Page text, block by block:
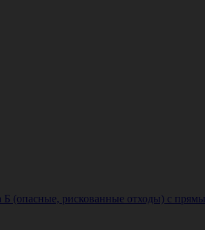
(опасные, рискованные отходы) с